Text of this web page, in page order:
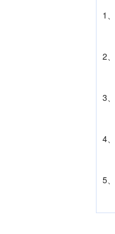
1、
2、
3、
4、
5、